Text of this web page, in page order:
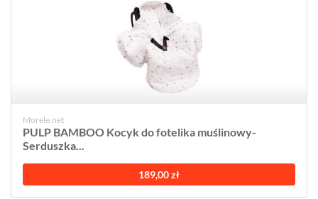
Morele.net
PULP BAMBOO Kocyk do fotelika muślinowy-
Serduszka...
189,00 zł